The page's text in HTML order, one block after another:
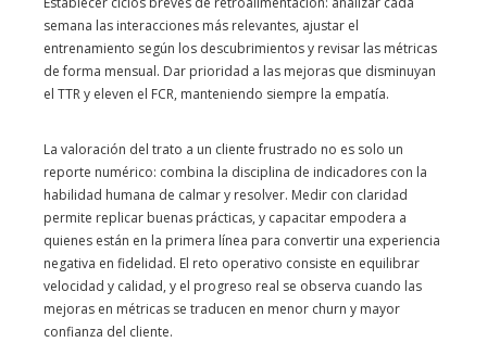
semana las interacciones más relevantes, ajustar el
entrenamiento según los descubrimientos y revisar las métricas
de forma mensual. Dar prioridad a las mejoras que disminuyan
el TTR y eleven el FCR, manteniendo siempre la empatía.
La valoración del trato a un cliente frustrado no es solo un
reporte numérico: combina la disciplina de indicadores con la
habilidad humana de calmar y resolver. Medir con claridad
permite replicar buenas prácticas, y capacitar empodera a
quienes están en la primera línea para convertir una experiencia
negativa en fidelidad. El reto operativo consiste en equilibrar
velocidad y calidad, y el progreso real se observa cuando las
mejoras en métricas se traducen en menor churn y mayor
confianza del cliente.